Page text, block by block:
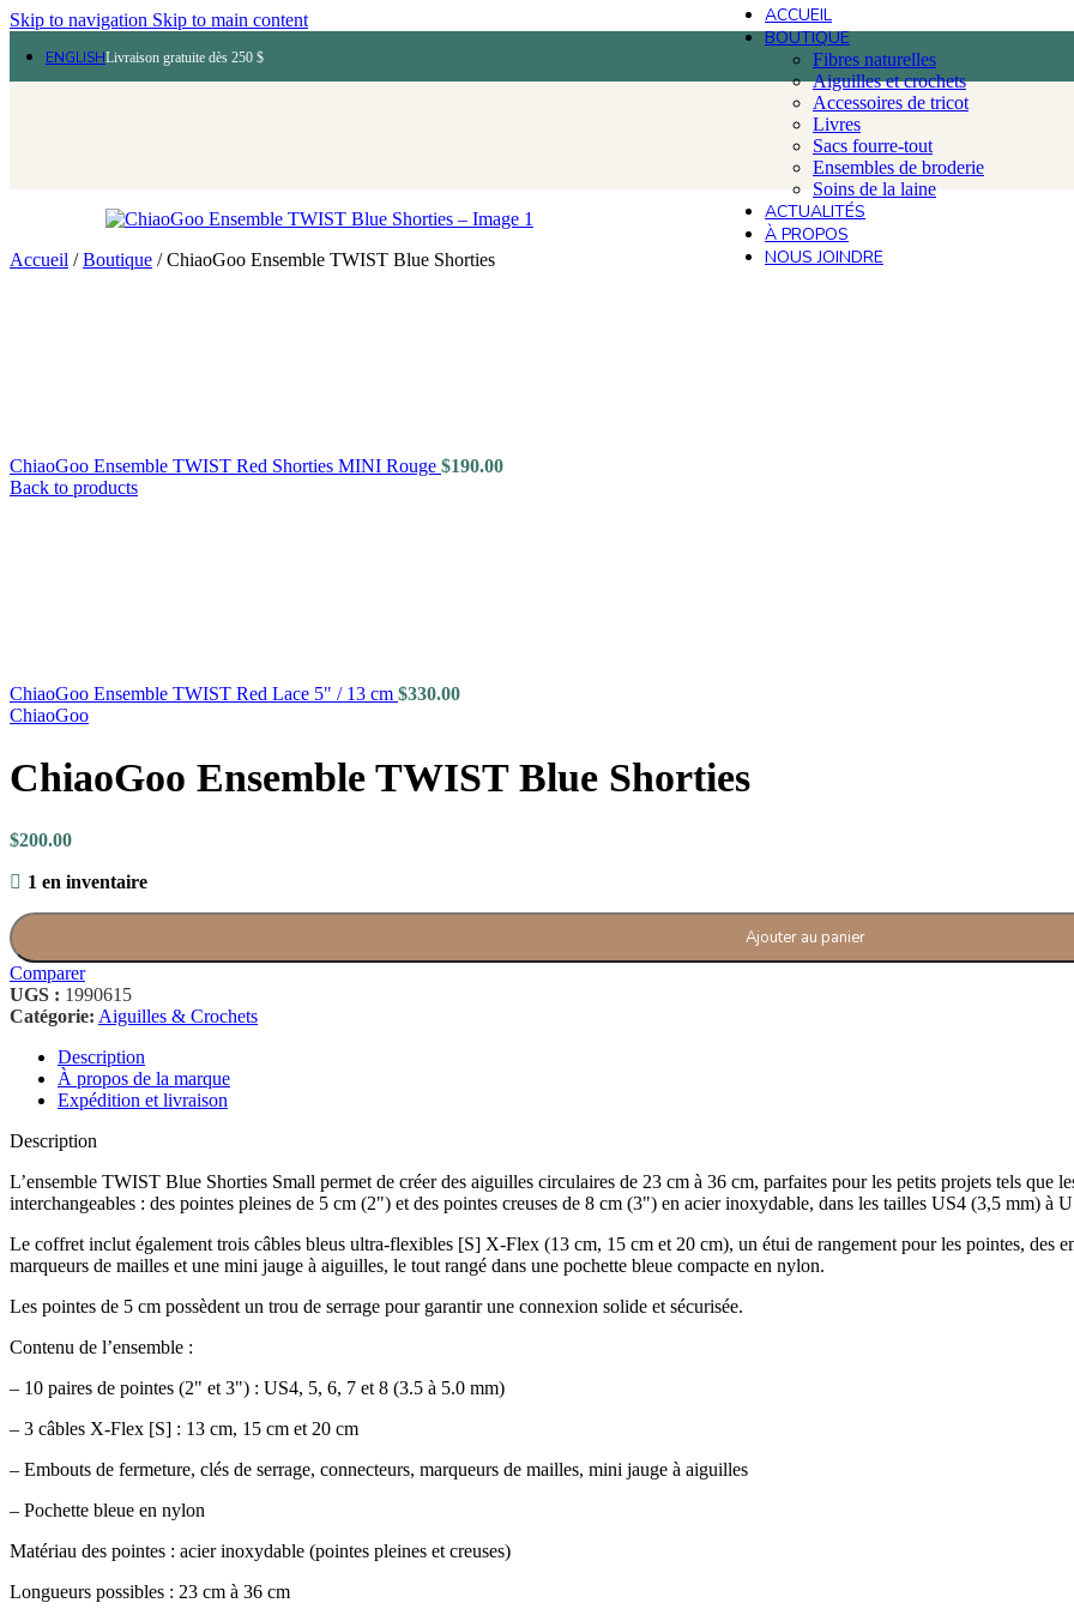
Skip to navigation Skip to main content
ENGLISHLivraison gratuite dès 250 $
ACCUEIL
BOUTIQUE
Fibres naturelles
Aiguilles et crochets
Accessoires de tricot
Livres
Sacs fourre-tout
Ensembles de broderie
Soins de la laine
ACTUALITÉS
À PROPOS
NOUS JOINDRE
Accueil /Boutique /ChiaoGoo Ensemble TWIST Blue Shorties
ChiaoGoo Ensemble TWIST Red Shorties MINI Rouge $190.00
Back to products
ChiaoGoo Ensemble TWIST Red Lace 5" / 13 cm $330.00
ChiaoGoo
ChiaoGoo Ensemble TWIST Blue Shorties
$200.00
1 en inventaire
Ajouter au panier
Comparer
UGS : 1990615
Catégorie: Aiguilles & Crochets
Description
À propos de la marque
Expédition et livraison
Description
L’ensemble TWIST Blue Shorties Small permet de créer des aiguilles circulaires de 23 cm à 36 cm, parfaites pour les petits projets tels que
interchangeables : des pointes pleines de 5 cm (2") et des pointes creuses de 8 cm (3") en acier inoxydable, dans les tailles US4 (3,5 mm) à
Le coffret inclut également trois câbles bleus ultra-flexibles [S] X-Flex (13 cm, 15 cm et 20 cm), un étui de rangement pour les pointes, des
marqueurs de mailles et une mini jauge à aiguilles, le tout rangé dans une pochette bleue compacte en nylon.
Les pointes de 5 cm possèdent un trou de serrage pour garantir une connexion solide et sécurisée.
Contenu de l’ensemble :
– 10 paires de pointes (2" et 3") : US4, 5, 6, 7 et 8 (3.5 à 5.0 mm)
– 3 câbles X-Flex [S] : 13 cm, 15 cm et 20 cm
– Embouts de fermeture, clés de serrage, connecteurs, marqueurs de mailles, mini jauge à aiguilles
– Pochette bleue en nylon
Matériau des pointes : acier inoxydable (pointes pleines et creuses)
Longueurs possibles : 23 cm à 36 cm